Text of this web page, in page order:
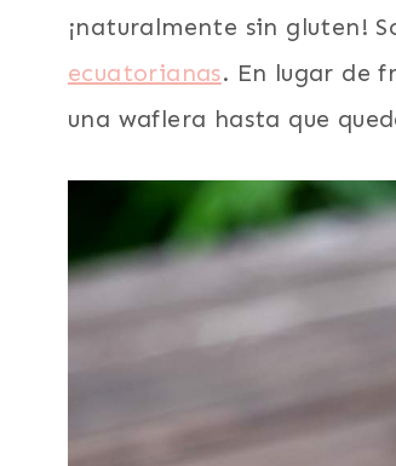
¡naturalmente sin gluten!
ecuatorianas. En lugar de
una waflera hasta que